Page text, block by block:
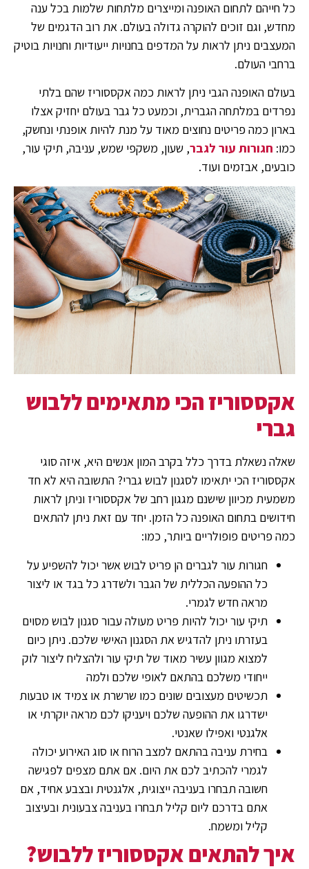
כל חייהם לתחום האופנה ומייצרים מלתחות שלמות בכל ענה
מחדש, וגם זוכים להוקרה גדולה בעולם. את רוב הדגמים של
המעצבים ניתן לראות על המדפים בחנויות ייעודיות וחנויות בוטיק
ברחבי העולם.
בעולם האופנה הגבי ניתן לראות כמה אקססוריז שהם בלתי
נפרדים במלתחה הגברית, וכמעט כל גבר בעולם יחזיק אצלו
בארון כמה פריטים נחוצים מאוד על מנת להיות אופנתי ונחשק,
כמו: חגורות עור לגבר, שעון, משקפי שמש, עניבה, תיקי עור,
כובעים, אבזמים ועוד.
אקססוריז הכי מתאימים ללבוש
גברי
שאלה נשאלת בדרך כלל בקרב המון אנשים היא, איזה סוגי
אקססוריז הכי יתאימו לסגנון לבוש גברי? התשובה היא לא חד
משמעית מכיוון שישנם מגגון רחב של אקססוריז וניתן לראות
חידושים בתחום האופנה כל הזמן. יחד עם זאת ניתן להתאים
כמה פריטים פופולריים ביותר, כמו:
חגורות עור לגברים הן פריט לבוש אשר יכול להשפיע על
כל ההופעה הכללית של הגבר ולשדרג כל בגד או ליצור
מראה חדש לגמרי.
תיקי עור יכול להיות פריט מעולה עבור סגנון לבוש מסוים
בעזרתו ניתן להדגיש את הסגנון האישי שלכם. ניתן כיום
למצוא מגוון עשיר מאוד של תיקי עור ולהצליח ליצור לוק
ייחודי משלכם בהתאם לאופי שלכם ולמה
תכשיטים מעצובים שונים כמו שרשרת או צמיד או טבעות
ישדרגו את ההופעה שלכם ויעניקו לכם מראה יוקרתי או
אלגנטי ואפילו שאנטי.
בחירת עניבה בהתאם למצב הרוח או סוג האירוע יכולה
לגמרי להכתיב לכם את היום. אם אתם מצפים לפגישה
חשובה תבחרו בעניבה ייצוגית, אלגנטית ובצבע אחיד, אם
אתם בדרכם ליום קליל תבחרו בעניבה צבעונית ובעיצוב
קליל ומשמח.
איך להתאים אקססוריז ללבוש?